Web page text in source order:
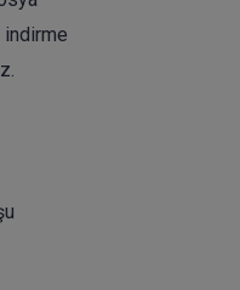
indirme